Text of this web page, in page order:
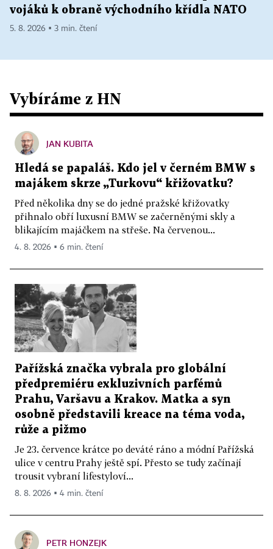
vojáků k obraně východního křídla NATO
5. 8. 2026 ▪ 3 min. čtení
Vybíráme z HN
JAN KUBITA
Hledá se papaláš. Kdo jel v černém BMW s
majákem skrze „Turkovu“ křižovatku?
Před několika dny se do jedné pražské křižovatky
přihnalo obří luxusní BMW se začerněnými skly a
blikajícím majáčkem na střeše. Na červenou...
4. 8. 2026 ▪ 6 min. čtení
Pařížská značka vybrala pro globální
předpremiéru exkluzivních parfémů
Prahu, Varšavu a Krakov. Matka a syn
osobně představili kreace na téma voda,
růže a pižmo
Je 23. července krátce po deváté ráno a módní Pařížská
ulice v centru Prahy ještě spí. Přesto se tudy začínají
trousit vybraní lifestyloví...
8. 8. 2026 ▪ 4 min. čtení
PETR HONZEJK